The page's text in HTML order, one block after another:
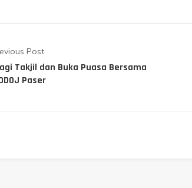
Post
Takjil dan Buka Puasa Bersama
Paser